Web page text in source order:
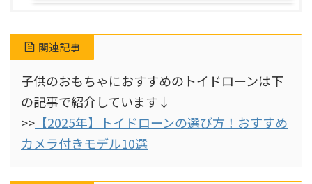
関連記事
子供のおもちゃにおすすめのトイドローンは下
の記事で紹介しています↓
>> 【2025年】トイドローンの選び方！おすすめ
カメラ付きモデル10選